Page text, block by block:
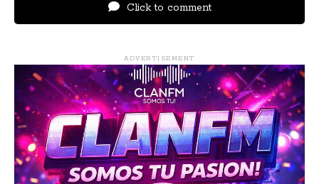
Click to comment
ADVERTISEMENT